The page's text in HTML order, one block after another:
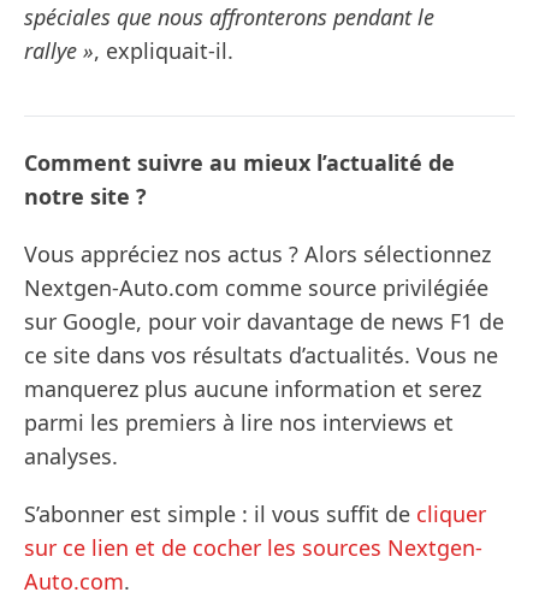
spéciales que nous affronterons pendant le
rallye », expliquait-il.
Comment suivre au mieux l’actualité de
notre site ?
Vous appréciez nos actus ? Alors sélectionnez
Nextgen-Auto.com comme source privilégiée
sur Google, pour voir davantage de news F1 de
ce site dans vos résultats d’actualités. Vous ne
manquerez plus aucune information et serez
parmi les premiers à lire nos interviews et
analyses.
S’abonner est simple : il vous suffit de cliquer
sur ce lien et de cocher les sources Nextgen-
Auto.com.